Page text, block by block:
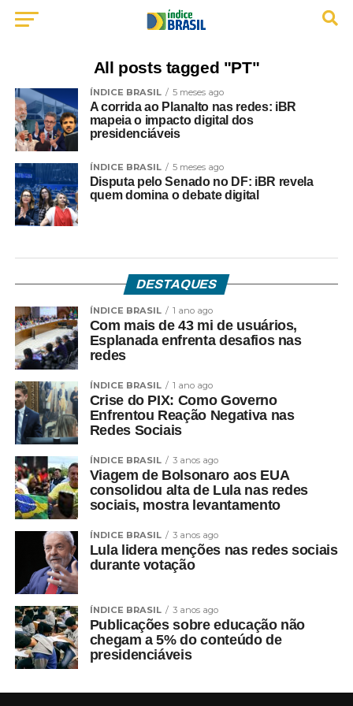
All posts tagged "PT"
ÍNDICE BRASIL 5 meses ago
A corrida ao Planalto nas redes: iBR
mapeia o impacto digital dos
presidenciáveis
ÍNDICE BRASIL 5 meses ago
Disputa pelo Senado no DF: iBR revela
quem domina o debate digital
DESTAQUES
ÍNDICE BRASIL 1 ano ago
Com mais de 43 mi de usuários,
Esplanada enfrenta desafios nas
redes
ÍNDICE BRASIL 1 ano ago
Crise do PIX: Como Governo
Enfrentou Reação Negativa nas
Redes Sociais
ÍNDICE BRASIL 3 anos ago
Viagem de Bolsonaro aos EUA
consolidou alta de Lula nas redes
sociais, mostra levantamento
ÍNDICE BRASIL 3 anos ago
Lula lidera menções nas redes sociais
durante votação
ÍNDICE BRASIL 3 anos ago
Publicações sobre educação não
chegam a 5% do conteúdo de
presidenciáveis